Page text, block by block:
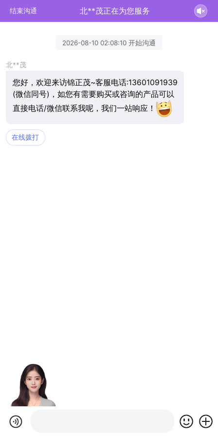
结束沟通 北**茂正在为您服务
2026-08-10 02:08:10 开始沟通
北**茂
您好，欢迎来访锦正茂~客服电话:13601091939
(微信同号)，如您有需要购买或咨询的产品可以
直接电话/微信联系我呢，我们一站响应！
在线拨打